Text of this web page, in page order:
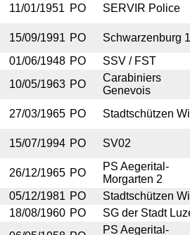
11/01/1951 PO SERVIR Police
15/09/1991 PO
Schwarzenburg 1
01/06/1948 PO
SSV / FST
10/05/1963 PO
Carabiniers
Genevois
27/03/1965 PO Stadtschützen
15/07/1994 PO SV02
26/12/1965 PO
PS Aegerital-
Morgarten 2
05/12/1981 PO
Stadtschützen
18/08/1960 PO
SG der Stadt
PS Aegerital-